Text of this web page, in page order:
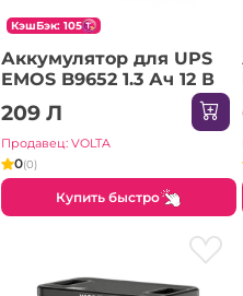
КэшБэк: 105
Аккумулятор для UPS
EMOS B9652 1.3 Ач 12 В
209 Л
Продавец: VOLTA
0(0)
Купить быстро